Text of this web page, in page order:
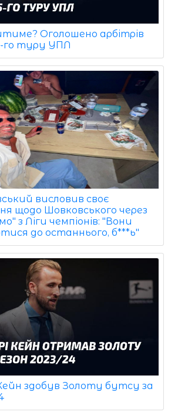
Оголошено арбітрів
го туру УПЛ
висловив своє
щодо Шовковського через
з Ліги чемпіонів: "Вони
до останнього, б***ь"
здобув Золоту бутсу за